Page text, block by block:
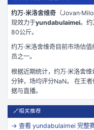
约万·米洛舍维奇 （
现效力于yundabulaimei。 约
80公斤。
约万·米洛舍维奇目前市场估值
员之一。
根据近期统计， 约万·米洛舍维
分钟，场均评分NaN。 在王
据与直播。
🔗相关推荐
→ 查看 yundabulaimei 完整